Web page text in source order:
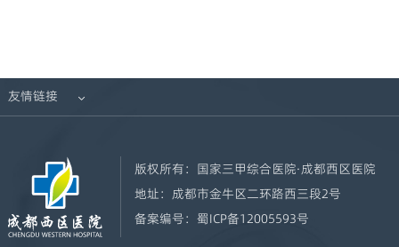
友情链接 
版权所有： 国家三甲综合医院·成都西区医院
地址： 成都市金牛区二环路西三段2号
备案编号： 蜀ICP备12005593号